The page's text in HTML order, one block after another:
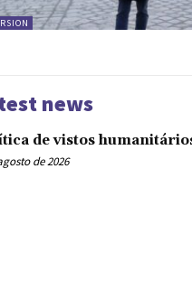
news
de vistos
de 2026